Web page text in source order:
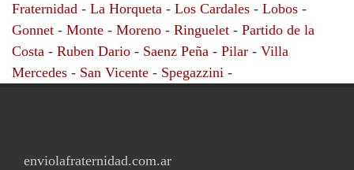
Fraternidad - La Horqueta - Los Cardales - Lobos -
Gonnet - Monte - Moreno - Ringuelet - Partido de la
Costa - Ruben Dario - Saenz Peña - Pilar - Villa
Mercedes - San Vicente - Spegazzini -
enviolafraternidad.com.ar